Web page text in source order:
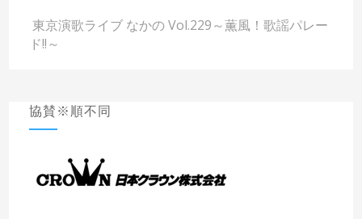
東京演歌ライブ なかの Vol.229～薫風！歌謡パレー
ド!!～
協賛※順不同